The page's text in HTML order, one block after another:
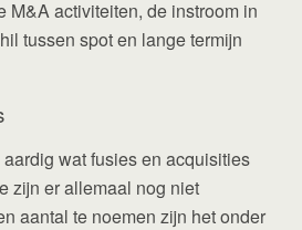
M&A activiteiten, de instroom in
tussen spot en lange termijn
wat fusies en acquisities
zijn er allemaal nog niet
aantal te noemen zijn het onder